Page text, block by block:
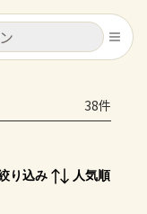
キャンセル
存できます
キャンセル
ツ
38件
り込み 人気順